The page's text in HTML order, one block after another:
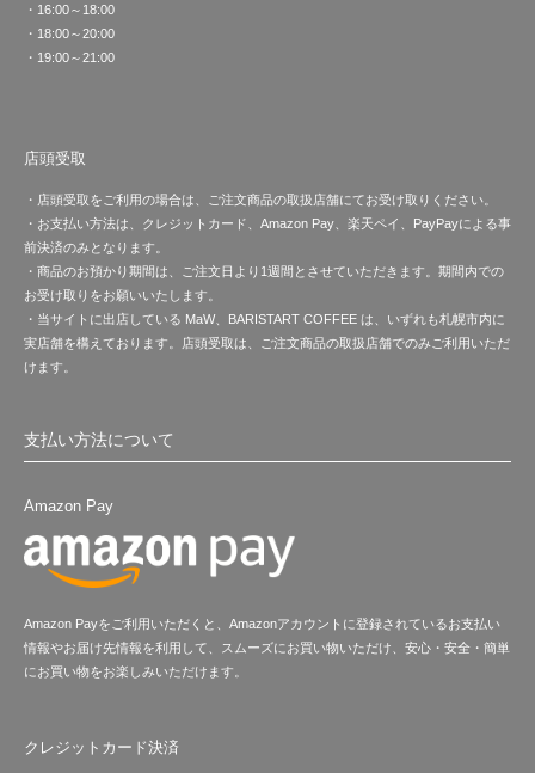
・16:00～18:00
・18:00～20:00
・19:00～21:00
店頭受取
・店頭受取をご利用の場合は、ご注文商品の取扱店舗にてお受け取りください。
・お支払い方法は、クレジットカード、Amazon Pay、楽天ペイ、PayPayによる事
前決済のみとなります。
・商品のお預かり期間は、ご注文日より1週間とさせていただきます。期間内での
お受け取りをお願いいたします。
・当サイトに出店している MaW、BARISTART COFFEE は、いずれも札幌市内に
実店舗を構えております。店頭受取は、ご注文商品の取扱店舗でのみご利用いただ
けます。
支払い方法について
Amazon Pay
Amazon Payをご利用いただくと、Amazonアカウントに登録されているお支払い
情報やお届け先情報を利用して、スムーズにお買い物いただけ、安心・安全・簡単
にお買い物をお楽しみいただけます。
クレジットカード決済